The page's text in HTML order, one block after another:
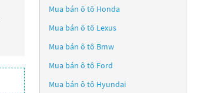
Mua bán ô tô Honda
Mua bán ô tô Lexus
Mua bán ô tô Bmw
Mua bán ô tô Ford
Mua bán ô tô Hyundai